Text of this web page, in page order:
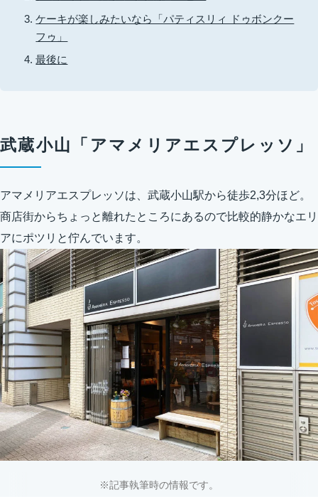
ケーキが楽しみたいなら「パティスリィ ドゥボンクー
フゥ」
最後に
武蔵小山「アマメリアエスプレッソ」
アマメリアエスプレッソは、武蔵小山駅から徒歩2,3分ほど。
商店街からちょっと離れたところにあるので比較的静かなエリ
アにポツリと佇んでいます。
※記事執筆時の情報です。